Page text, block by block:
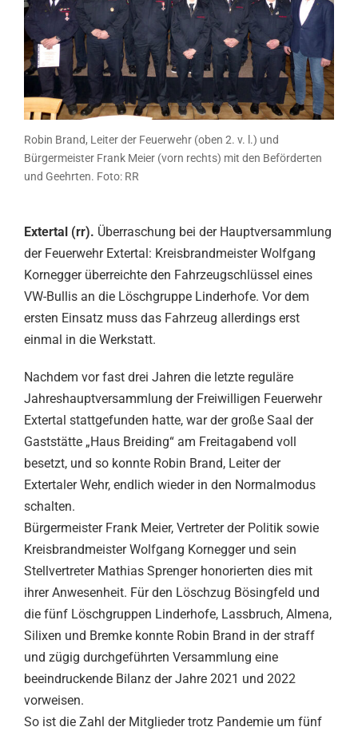
Robin Brand, Leiter der Feuerwehr (oben 2. v. l.) und
Bürgermeister Frank Meier (vorn rechts) mit den Beförderten
und Geehrten. Foto: RR
Extertal (rr). Überraschung bei der Hauptversammlung
der Feuerwehr Extertal: Kreisbrandmeister Wolfgang
Kornegger überreichte den Fahrzeugschlüssel eines
VW-Bullis an die Löschgruppe Linderhofe. Vor dem
ersten Einsatz muss das Fahrzeug allerdings erst
einmal in die Werkstatt.
Nachdem vor fast drei Jahren die letzte reguläre
Jahreshauptversammlung der Freiwilligen Feuerwehr
Extertal stattgefunden hatte, war der große Saal der
Gaststätte „Haus Breiding“ am Freitagabend voll
besetzt, und so konnte Robin Brand, Leiter der
Extertaler Wehr, endlich wieder in den Normalmodus
schalten.
Bürgermeister Frank Meier, Vertreter der Politik sowie
Kreisbrandmeister Wolfgang Kornegger und sein
Stellvertreter Mathias Sprenger honorierten dies mit
ihrer Anwesenheit. Für den Löschzug Bösingfeld und
die fünf Löschgruppen Linderhofe, Lassbruch, Almena,
Silixen und Bremke konnte Robin Brand in der straff
und zügig durchgeführten Versammlung eine
beeindruckende Bilanz der Jahre 2021 und 2022
vorweisen.
So ist die Zahl der Mitglieder trotz Pandemie um fünf